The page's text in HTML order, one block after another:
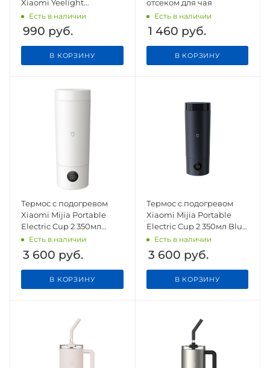
Xiaomi Yeelight
Lightstrip Plus Extension
(YLOT01YL)
Есть в наличии
990 руб.
В КОРЗИНУ
отсеком для чая
Есть в наличии
1 460 руб.
В КОРЗИНУ
Термос с подогревом
Xiaomi Mijia Portable
Electric Cup 2 350мл
White (MJDRB02PL)
Есть в наличии
3 600 руб.
В КОРЗИНУ
Термос с подогревом
Xiaomi Mijia Portable
Electric Cup 2 350мл Blue
(MJDRB02PL)
Есть в наличии
3 600 руб.
В КОРЗИНУ